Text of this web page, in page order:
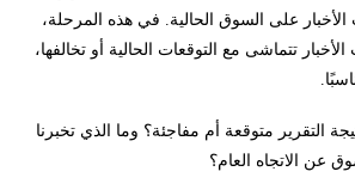
الأخبار على السوق الحالية. في هذه المرحلة،
تتماشى مع التوقعات الحالية أو تخالفها،
التقرير متوقعة أم مفاجئة؟ وما الذي تخبرنا
عن الاتجاه العام؟